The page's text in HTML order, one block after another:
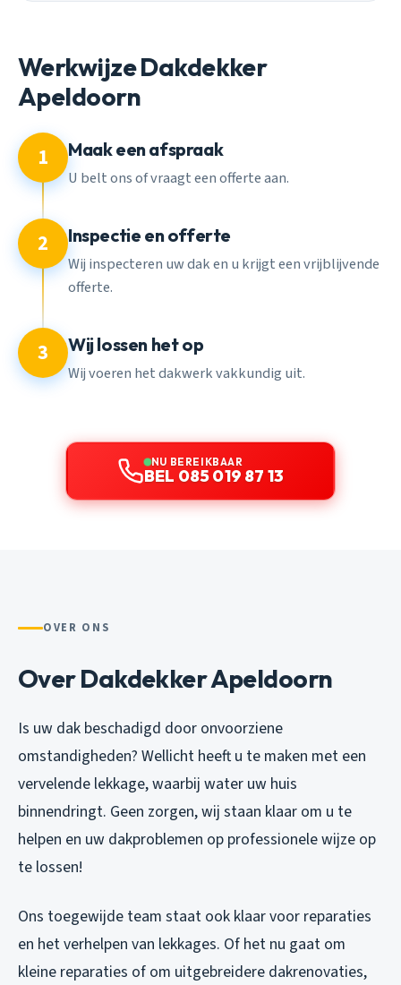
Werkwijze Dakdekker
Apeldoorn
1 Maak een afspraak
U belt ons of vraagt een offerte aan.
2 Inspectie en offerte
Wij inspecteren uw dak en u krijgt een vrijblijvende
offerte.
3 Wij lossen het op
Wij voeren het dakwerk vakkundig uit.
NU BEREIKBAAR
BEL 085 019 87 13
OVER ONS
Over Dakdekker Apeldoorn
Is uw dak beschadigd door onvoorziene
omstandigheden? Wellicht heeft u te maken met een
vervelende lekkage, waarbij water uw huis
binnendringt. Geen zorgen, wij staan klaar om u te
helpen en uw dakproblemen op professionele wijze op
te lossen!
Ons toegewijde team staat ook klaar voor reparaties
en het verhelpen van lekkages. Of het nu gaat om
kleine reparaties of om uitgebreidere dakrenovaties,